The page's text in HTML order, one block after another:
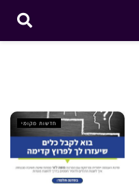
חדשות מקומי